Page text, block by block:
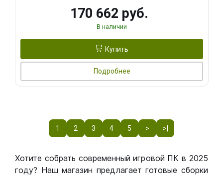
170 662 руб.
В наличии
Купить
Подробнее
1 2 3 4 5 > >|
Хотите собрать современный игровой ПК в 2025
году? Наш магазин предлагает готовые сборки